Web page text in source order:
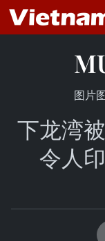
图片
下龙湾
令人